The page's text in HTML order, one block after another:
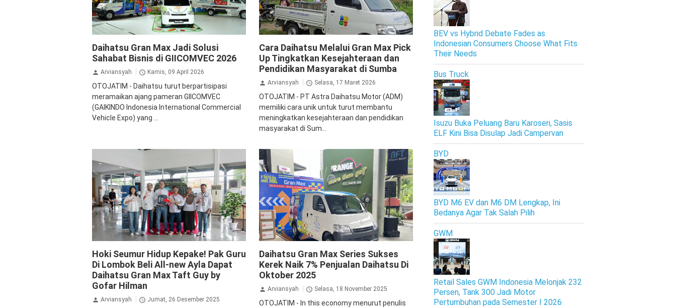
Daihatsu Gran Max Jadi Solusi
Sahabat Bisnis di GIICOMVEC 2026
Arviansyah Kamis, 09 April 2026
OTOJATIM - Daihatsu turut berpartisipasi
meramaikan ajang pameran GIICOMVEC
(GAIKINDO Indonesia International Commercial
Vehicle Expo) yang ...
Cara Daihatsu Melalui Gran Max Pick
Up Tingkatkan Kesejahteraan dan
Pendidikan Masyarakat di Sumba
Arviansyah Selasa, 17 Maret 2026
OTOJATIM - PT Astra Daihatsu Motor (ADM)
memiliki cara unik untuk turut membantu
meningkatkan kesejahteraan dan pendidikan
masyarakat di Sum...
Hoki Seumur Hidup Kepake! Pak Guru
Di Lombok Beli All-new Ayla Dapat
Daihatsu Gran Max Taft Guy by
Gofar Hilman
Arviansyah Jumat, 26 Desember 2025
Daihatsu Gran Max Series Sukses
Kerek Naik 7% Penjualan Daihatsu Di
Oktober 2025
Arviansyah Selasa, 18 November 2025
OTOJATIM - In this economy menurut penulis
BEV vs Hybrid Debate Fades as
Indonesian Consumers Choose What Fits
Their Needs
Bus Truck
Isuzu Buka Peluang Baru Karoseri, Sasis
ELF Kini Bisa Disulap Jadi Campervan
BYD
BYD M6 EV dan M6 DM Lengkap, Ini
Bedanya Agar Tak Salah Pilih
GWM
Retail Sales GWM Indonesia Melonjak 232
Persen, Tank 300 Jadi Motor
Pertumbuhan pada Semester I 2026